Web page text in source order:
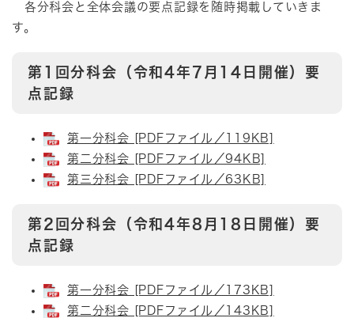
各分科会と全体会議の要点記録を随時掲載していきま
す。
第1回分科会（令和4年7月14日開催）要
点記録
第一分科会 [PDFファイル／119KB]
第二分科会 [PDFファイル／94KB]
第三分科会 [PDFファイル／63KB]
第2回分科会（令和4年8月18日開催）要
点記録
第一分科会 [PDFファイル／173KB]
第二分科会 [PDFファイル／143KB]